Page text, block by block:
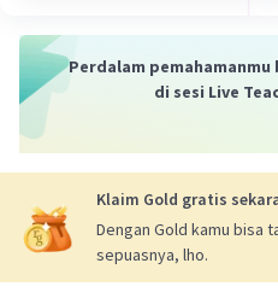
satu contoh
bertujuan untuk
mengukuhkan
terpilih
Pemilihan
Pada 30 Agustus
memilih untuk
Perdalam
di sesi Live
Klaim Gold gratis
Dengan Gold kamu bisa
sepuasnya, lho.